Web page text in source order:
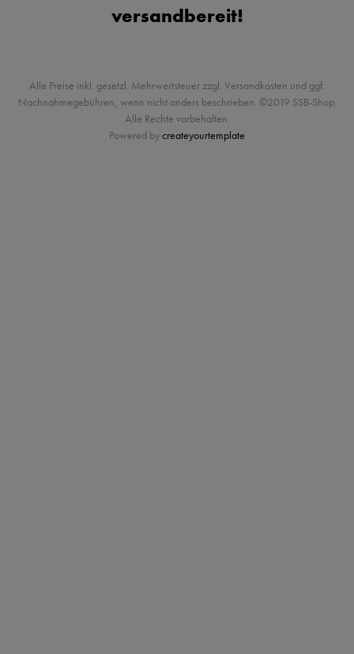
versandbereit!
Alle Preise inkl. gesetzl. Mehrwertsteuer zzgl. Versandkosten und ggf.
Nachnahmegebühren, wenn nicht anders beschrieben. ©2019 SSB-Shop.
Alle Rechte vorbehalten.
Powered bycreateyourtemplate